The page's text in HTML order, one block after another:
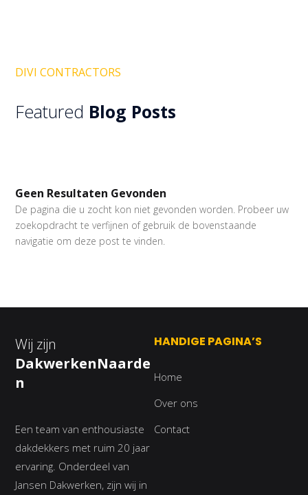
DIVI CONTRACTORS
Featured Blog Posts
Geen Resultaten Gevonden
De pagina die u zocht kon niet gevonden worden. Probeer uw
zoekopdracht te verfijnen of gebruik de bovenstaande
navigatie om deze post te vinden.
Wij zijn
DakwerkenNaarde
n
Een team van enthousiaste
dakdekkers met ruim 20 jaar
ervaring. Onderdeel van
Jansen Dakwerken, zijn wij in
HANDIGE PAGINA’S
Home
Over ons
Contact